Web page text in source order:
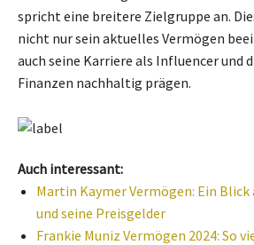
spricht eine breitere Zielgruppe an.
nicht nur sein aktuelles Vermögen
auch seine Karriere als Influencer und
Finanzen nachhaltig prägen.
Auch interessant:
Martin Kaymer Vermögen: Ein
und seine Preisgelder
Frankie Muniz Vermögen 2024: So